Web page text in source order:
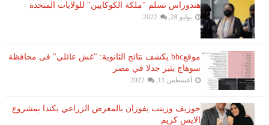
هندوراس تسلم "ملكة الكوكايين" للولايات المتحدة
يوليو 28, 2022
موقعbbc يكشف نتائج الثانوية: "غش عائلي" فى محافظة
سوهاج يثير جدلا في مصر
أغسطس 11, 2022
جوزيف وزينب يفوزان بالمعرض الزراعي بكندا بمشروع
الايس كريم